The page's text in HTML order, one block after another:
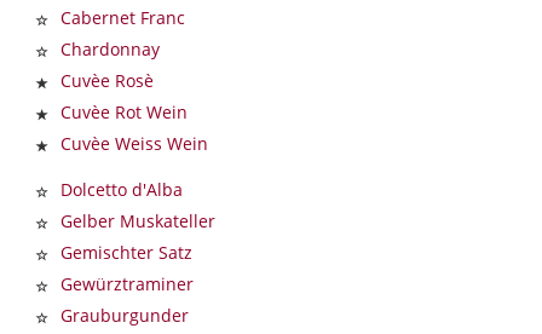
Cabernet Franc
Chardonnay
Cuvèe Rosè
Cuvèe Rot Wein
Cuvèe Weiss Wein
Dolcetto d'Alba
Gelber Muskateller
Gemischter Satz
Gewürztraminer
Grauburgunder